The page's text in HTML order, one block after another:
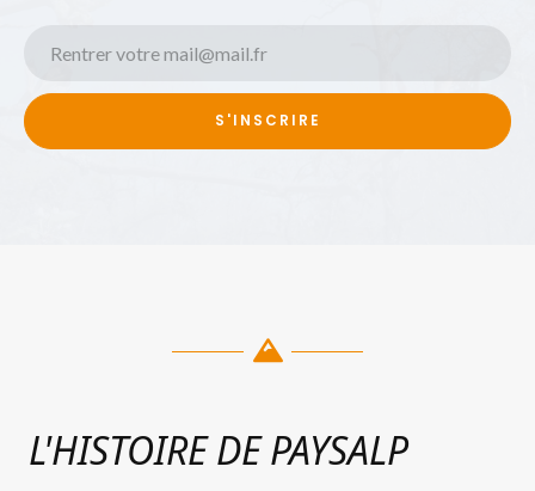
S'INSCRIRE
vL'HISTOIRE DE PAYSALP